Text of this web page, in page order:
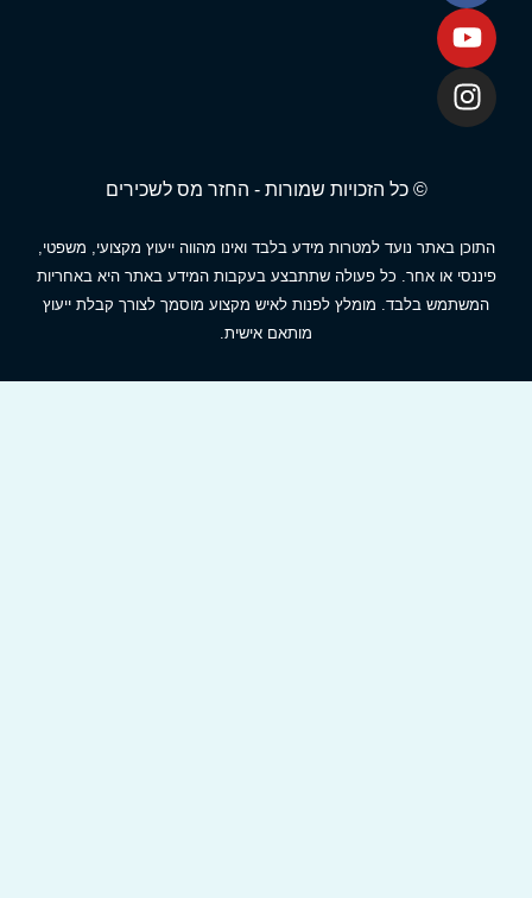
© כל הזכויות שמורות - החזר מס לשכירים
באתר נועד למטרות מידע בלבד ואינו מהווה ייעוץ מקצועי, משפטי,
או אחר. כל פעולה שתתבצע בעקבות המידע באתר היא באחריות
המשתמש בלבד. מומלץ לפנות לאיש מקצוע מוסמך לצורך קבלת ייעוץ
מותאם אישית.